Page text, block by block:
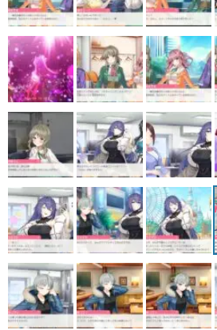
その他
電ファミニコゲーマーとは？
運営：株式会社マレ